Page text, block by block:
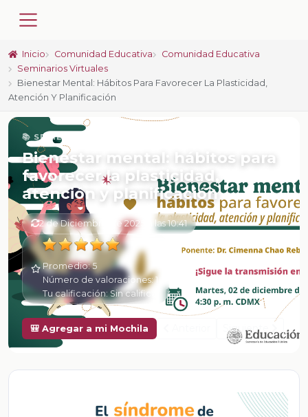
Inicio Comunidad Educativa
Comunidad Educativa
Seminarios Virtuales
Bienestar Mental: Hábitos Para Favorecer La Plasticidad,
Atención Y Planificación
📚 SERIE
Bienestar mental: hábitos para
favorecer la plasticidad,
atención y planificación
2 de Diciembre de 2025 a las 10:41
Promedio:5
Número de valoraciones:1
Tu calificación:Sin calificar
🎒 Agregar a mi Mochila Siguiente